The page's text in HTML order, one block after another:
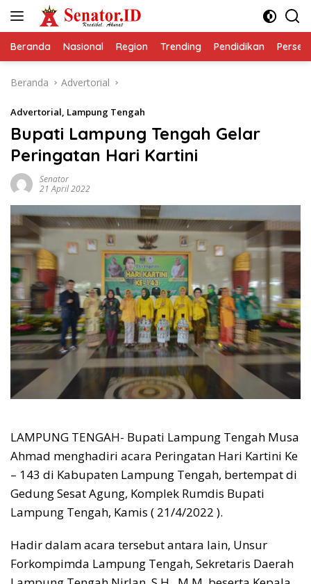
Beranda Nasional Region Trending Pendidikan
Beranda Advertorial
Advertorial, Lampung Tengah
Bupati Lampung Tengah Gelar
Peringatan Hari Kartini
Senator
21 April 2022
LAMPUNG TENGAH- Bupati Lampung Tengah Musa
Ahmad menghadiri acara Peringatan Hari Kartini Ke
– 143 di Kabupaten Lampung Tengah, bertempat di
Gedung Sesat Agung, Komplek Rumdis Bupati
Lampung Tengah, Kamis ( 21/4/2022 ).
Hadir dalam acara tersebut antara lain, Unsur
Forkompimda Lampung Tengah, Sekretaris Daerah